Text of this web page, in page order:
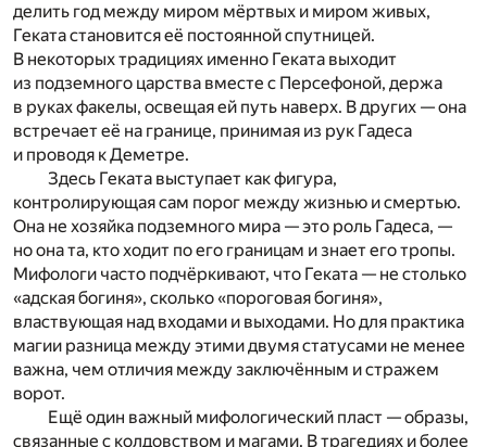
делить год между миром мёртвых и миром живых,
Геката становится её постоянной спутницей.
В некоторых традициях именно Геката выходит
из подземного царства вместе с Персефоной, держа
в руках факелы, освещая ей путь наверх. В других — она
встречает её на границе, принимая из рук Гадеса
и проводя к Деметре.
Здесь Геката выступает как фигура,
контролирующая сам порог между жизнью и смертью.
Она не хозяйка подземного мира — это роль Гадеса, —
но она та, кто ходит по его границам и знает его тропы.
Мифологи часто подчёркивают, что Геката — не столько
«адская богиня», сколько «пороговая богиня»,
властвующая над входами и выходами. Но для практика
магии разница между этими двумя статусами не менее
важна, чем отличия между заключённым и стражем
ворот.
Ещё один важный мифологический пласт — образы,
связанные с колдовством и магами. В трагедиях и более